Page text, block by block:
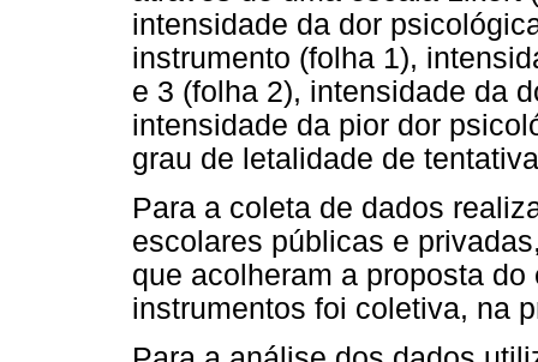
intensidade da dor
instrumento (folha 1),
e 3 (folha 2), intensidade da
intensidade da pior dor
grau de letalidade de
Para a coleta de dados
escolares públicas e
que acolheram a proposta
instrumentos foi coletiva, na